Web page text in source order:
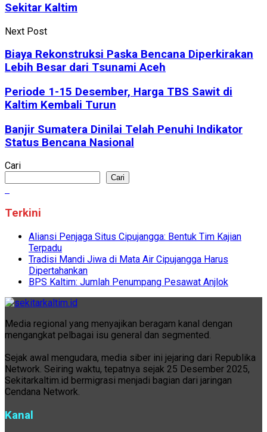
Sekitar Kaltim
Next Post
Biaya Rekonstruksi Paska Bencana Diperkirakan
Lebih Besar dari Tsunami Aceh
Periode 1-15 Desember, Harga TBS Sawit di
Kaltim Kembali Turun
Banjir Sumatera Dinilai Telah Penuhi Indikator
Status Bencana Nasional
Cari
Cari
Terkini
Aliansi Penjaga Situs Cipujangga: Bentuk Tim Kajian
Terpadu
Tradisi Mandi Jiwa di Mata Air Cipujangga Harus
Dipertahankan
BPS Kaltim: Jumlah Penumpang Pesawat Anjlok
Media regional yang menyajikan beragam kanal dengan
mengangkat pelbagai isu general dan segmented.
Sejak awal mengudara, media siber ini jejaring dari Republika
Network. Seiring waktu, tepatnya sejak 25 Desember 2025,
Sekitarkaltim.id bermigrasi menjadi bagian dari jaringan
Cendana Network.
Kanal